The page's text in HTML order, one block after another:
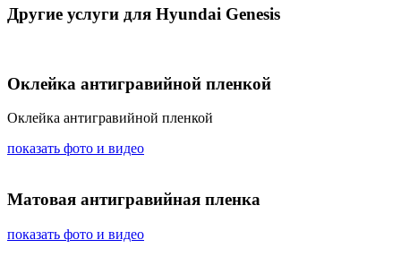
Другие услуги для Hyundai Genesis
Оклейка антигравийной пленкой
Оклейка антигравийной пленкой
показать фото и видео
Матовая антигравийная пленка
показать фото и видео